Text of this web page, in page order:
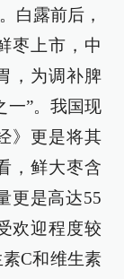
白露前后，
枣上市，中
，为调补脾
一”。我国现
》更是将其
，鲜大枣含
更是高达55
欢迎程度较
C和维生素